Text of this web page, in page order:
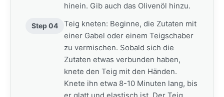
hinein. Gib auch das Olivenöl hinzu.
Step 04
Teig kneten: Beginne, die Zutaten mit
einer Gabel oder einem Teigschaber
zu vermischen. Sobald sich die
Zutaten etwas verbunden haben,
knete den Teig mit den Händen.
Knete ihn etwa 8-10 Minuten lang, bis